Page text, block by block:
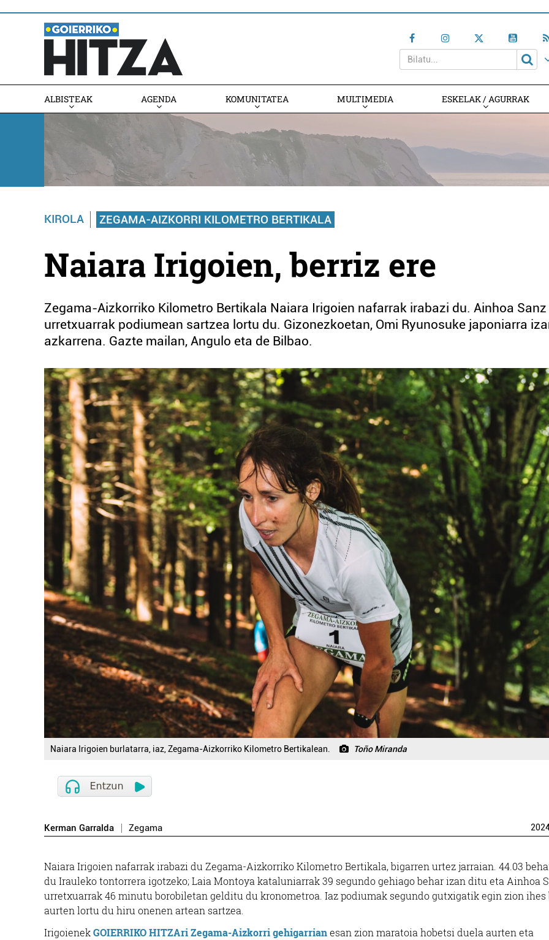
ALBISTEAK AGENDA KOMUNITATEA MULTIMEDIA ESKELAK / AGURRAK
KIROLA ZEGAMA-AIZKORRI KILOMETRO BERTIKALA
Naiara Irigoien, berriz ere
Zegama-Aizkorriko Kilometro Bertikala Naiara Irigoien nafarrak irabazi du. Ainhoa Sanz
urretxuarrak podiumean sartzea lortu du. Gizonezkoetan, Omi Ryunosuke japoniarra
azkarrena. Gazte mailan, Angulo eta de Bilbao.
Naiara Irigoien burlatarra, iaz, Zegama-Aizkorriko Kilometro Bertikalean. Toño Miranda
Kerman Garralda Zegama
Naiara Irigoien nafarrak irabazi du Zegama-Aizkorriko Kilometro Bertikala, bigarren urtez jarraian. 44.03
du Irauleko tontorrera igotzeko; Laia Montoya kataluniarrak 39 segundo gehiago behar izan ditu eta Ainhoa
urretxuarrak 46 minutu borobiletan gelditu du kronometroa. Iaz podiumak segundo gutxigatik egin zion ihes
aurten lortu du hiru onenen artean sartzea.
IrigoienekGOIERRIKO HITZAri Zegama-Aizkorri gehigarrianesan zion maratoia hobetsi duela aurten eta